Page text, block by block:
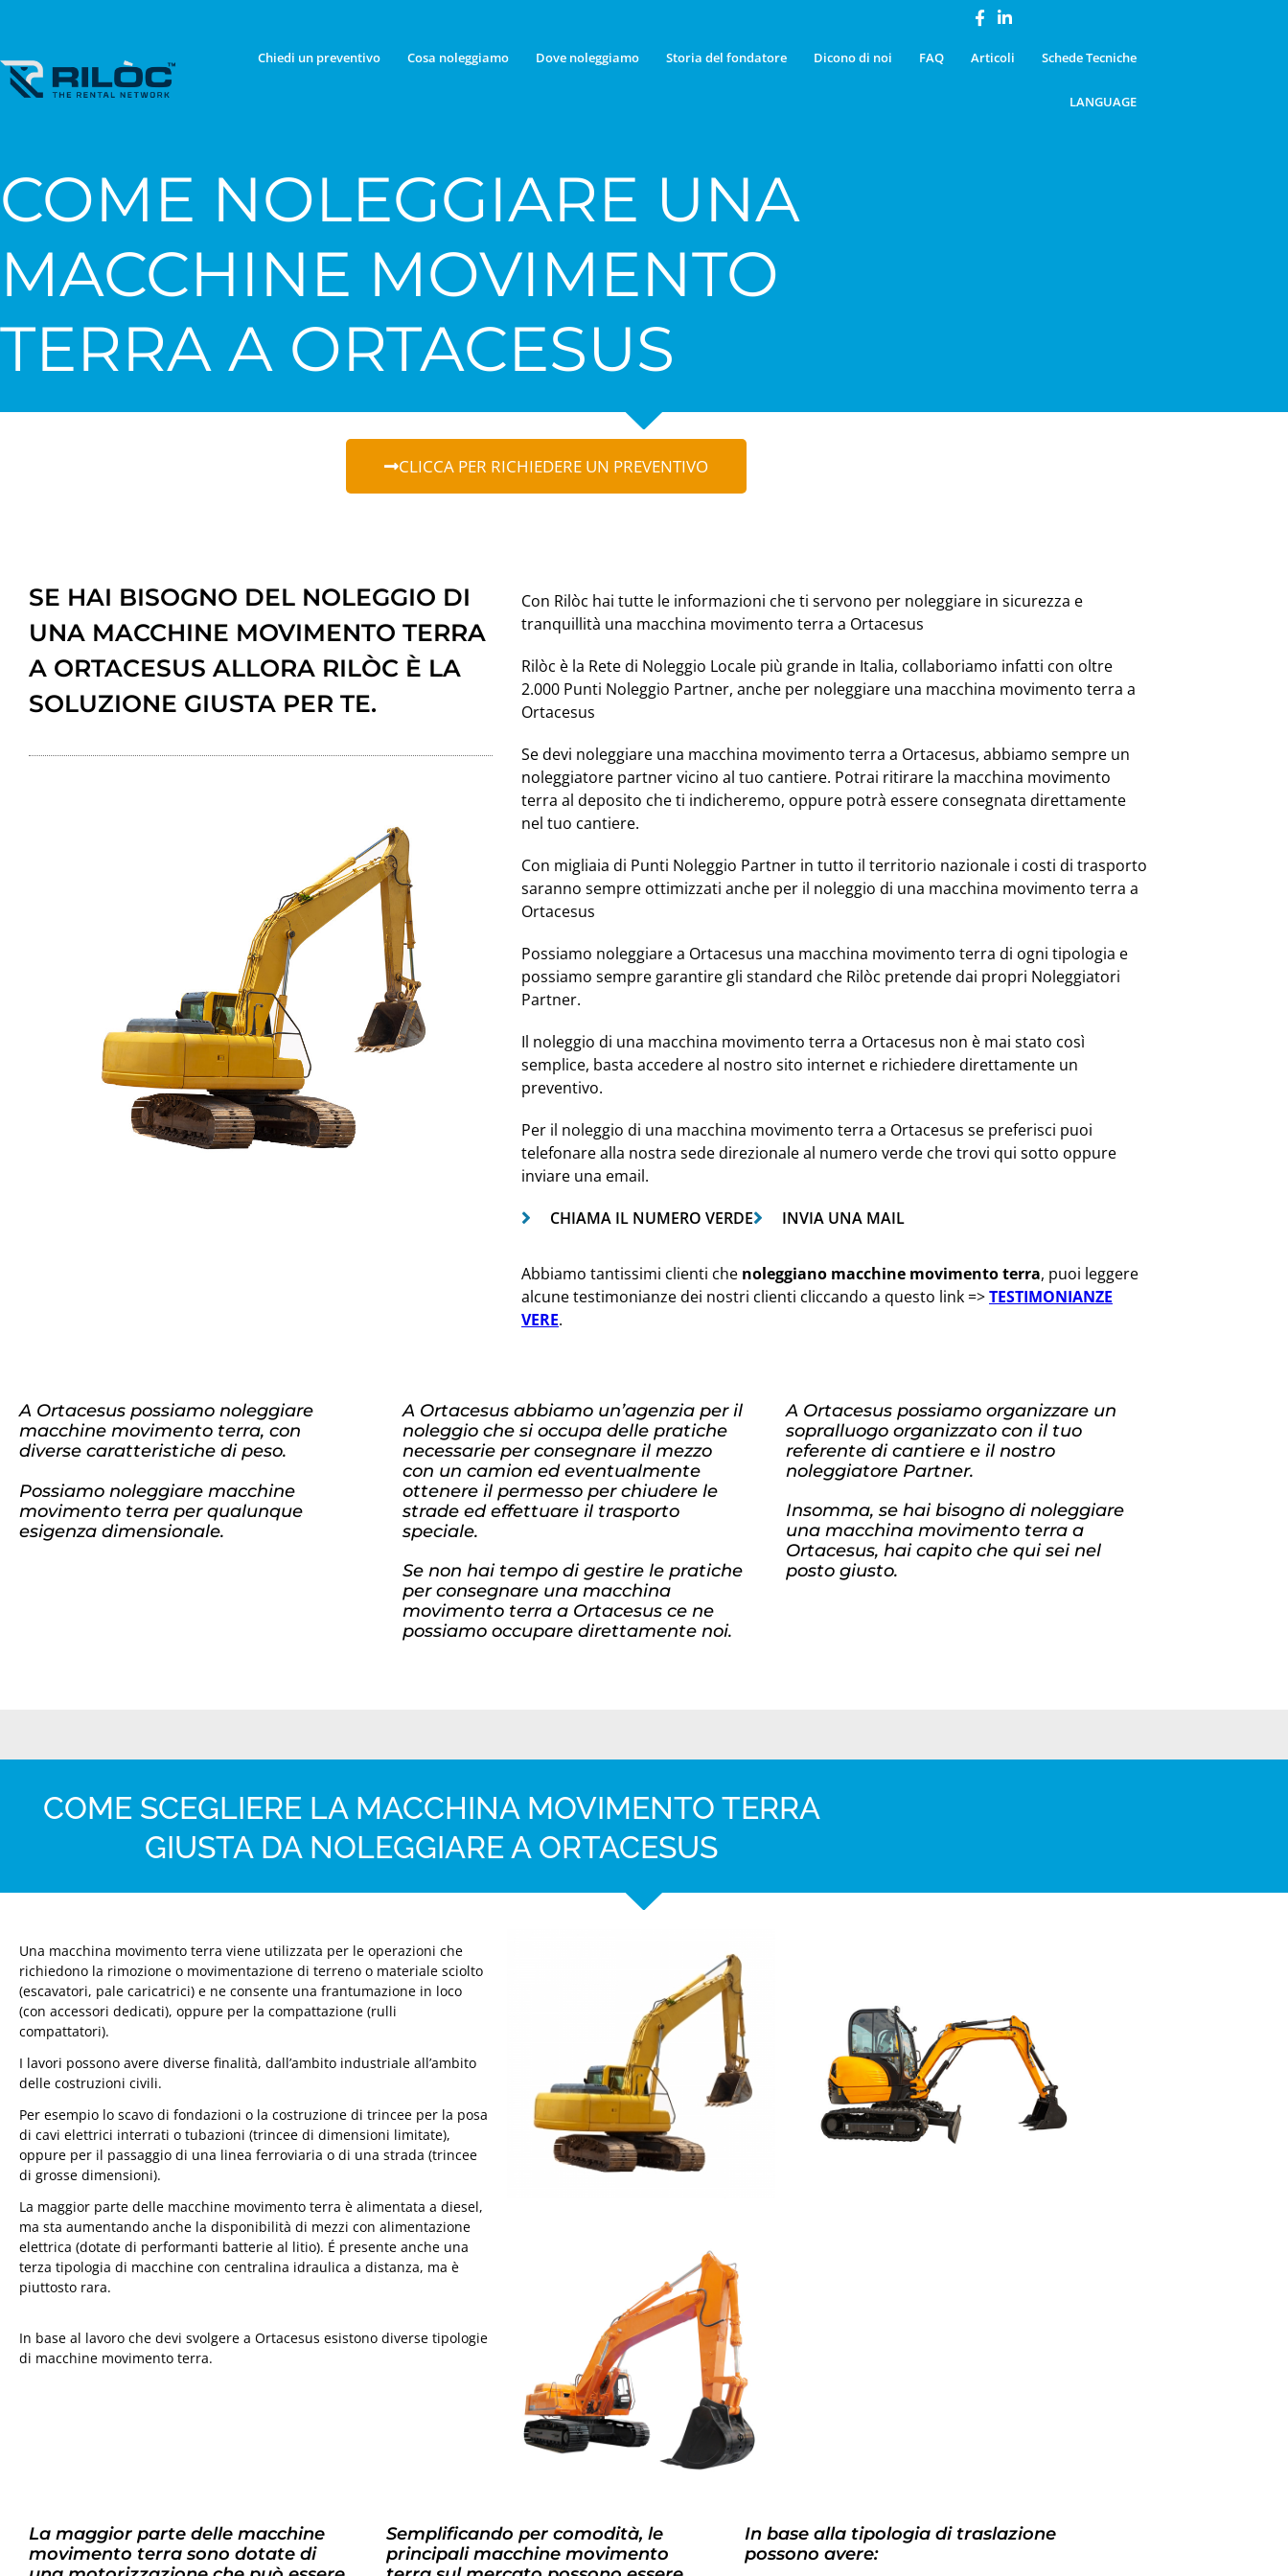
Chiedi un preventivo Cosa noleggiamo Dove noleggiamo Storia del fondatore Dicono di noi FAQ Articoli Schede Tecniche
LANGUAGE
COME NOLEGGIARE UNA
MACCHINE MOVIMENTO
TERRA A ORTACESUS
CLICCA PER RICHIEDERE UN PREVENTIVO
SE HAI BISOGNO DEL NOLEGGIO DI
UNA MACCHINE MOVIMENTO TERRA
A ORTACESUS ALLORA RILÒC È LA
SOLUZIONE GIUSTA PER TE.
Con Rilòc hai tutte le informazioni che ti servono per noleggiare in sicurezza e
tranquillità una macchina movimento terra a Ortacesus
Rilòc è la Rete di Noleggio Locale più grande in Italia, collaboriamo infatti con oltre
2.000 Punti Noleggio Partner, anche per noleggiare una macchina movimento terra a
Ortacesus
Se devi noleggiare una macchina movimento terra a Ortacesus, abbiamo sempre un
noleggiatore partner vicino al tuo cantiere. Potrai ritirare la macchina movimento
terra al deposito che ti indicheremo, oppure potrà essere consegnata direttamente
nel tuo cantiere.
Con migliaia di Punti Noleggio Partner in tutto il territorio nazionale i costi di trasporto
saranno sempre ottimizzati anche per il noleggio di una macchina movimento terra a
Ortacesus
Possiamo noleggiare a Ortacesus una macchina movimento terra di ogni tipologia e
possiamo sempre garantire gli standard che Rilòc pretende dai propri Noleggiatori
Partner.
Il noleggio di una macchina movimento terra a Ortacesus non è mai stato così
semplice, basta accedere al nostro sito internet e richiedere direttamente un
preventivo.
Per il noleggio di una macchina movimento terra a Ortacesus se preferisci puoi
telefonare alla nostra sede direzionale al numero verde che trovi qui sotto oppure
inviare una email.
CHIAMA IL NUMERO VERDE
INVIA UNA MAIL
Abbiamo tantissimi clienti che noleggiano macchine movimento terra, puoi leggere
alcune testimonianze dei nostri clienti cliccando a questo link =>TESTIMONIANZE
VERE.
A Ortacesus possiamo noleggiare
macchine movimento terra, con
diverse caratteristiche di peso.
Possiamo noleggiare macchine
movimento terra per qualunque
esigenza dimensionale.
A Ortacesus abbiamo un’agenzia per il
noleggio che si occupa delle pratiche
necessarie per consegnare il mezzo
con un camion ed eventualmente
ottenere il permesso per chiudere le
strade ed effettuare il trasporto
speciale.
Se non hai tempo di gestire le pratiche
per consegnare una macchina
movimento terra a Ortacesus ce ne
possiamo occupare direttamente noi.
A Ortacesus possiamo organizzare un
sopralluogo organizzato con il tuo
referente di cantiere e il nostro
noleggiatore Partner.
Insomma, se hai bisogno di noleggiare
una macchina movimento terra a
Ortacesus, hai capito che qui sei nel
posto giusto.
COME SCEGLIERE LA MACCHINA MOVIMENTO TERRA
GIUSTA DA NOLEGGIARE A ORTACESUS
Una macchina movimento terra viene utilizzata per le operazioni che
richiedono la rimozione o movimentazione di terreno o materiale sciolto
(escavatori, pale caricatrici) e ne consente una frantumazione in loco
(con accessori dedicati), oppure per la compattazione (rulli
compattatori).
I lavori possono avere diverse finalità, dall’ambito industriale all’ambito
delle costruzioni civili.
Per esempio lo scavo di fondazioni o la costruzione di trincee per la posa
di cavi elettrici interrati o tubazioni (trincee di dimensioni limitate),
oppure per il passaggio di una linea ferroviaria o di una strada (trincee
di grosse dimensioni).
La maggior parte delle macchine movimento terra è alimentata a diesel,
ma sta aumentando anche la disponibilità di mezzi con alimentazione
elettrica (dotate di performanti batterie al litio). É presente anche una
terza tipologia di macchine con centralina idraulica a distanza, ma è
piuttosto rara.
In base al lavoro che devi svolgere a Ortacesus esistono diverse tipologie
di macchine movimento terra.
La maggior parte delle macchine
movimento terra sono dotate di
Semplificando per comodità, le
principali macchine movimento
In base alla tipologia di traslazione
possono avere: